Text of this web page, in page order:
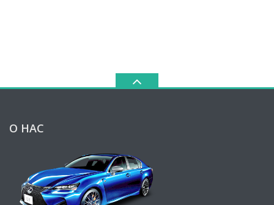
О НАС